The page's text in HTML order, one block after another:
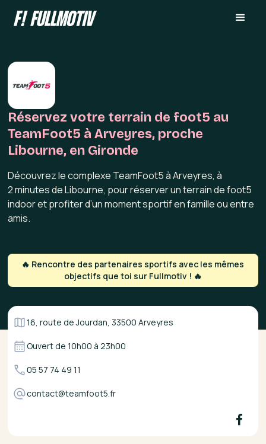
Réservez votre terrain de foot5 au
TeamFoot5 à Arveyres, proche
Libourne, en Gironde
Découvrez le complexe TeamFoot5 à Arveyres, à
2 minutes de Libourne, pour réserver un terrain de foot5
indoor et profiter d’un moment sportif en famille ou entre
amis.
🔥 Rencontre des partenaires sportifs avec les mêmes
objectifs que toi sur Fullmotiv ! 🔥
16, route de Jourdan, 33500 Arveyres
Ouvert de10h00 à23h00
05 57 74 49 11
contact@teamfoot5.fr